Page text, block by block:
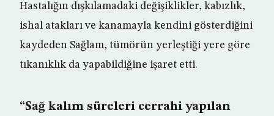
Hastalığın dışkılamadaki değişiklikler, kabızlık,
ishal atakları ve kanamayla kendini gösterdiğini
kaydeden Sağlam, tümörün yerleştiği yere göre
tıkanıklık da yapabildiğine işaret etti.
“Sağ kalım süreleri cerrahi yapılan